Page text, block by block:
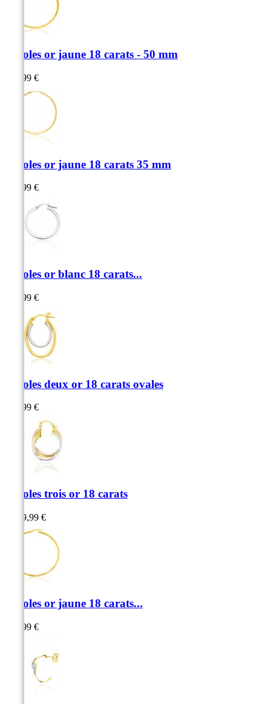
Créoles or jaune 18 carats - 50 mm
899,99 €
Créoles or jaune 18 carats 35 mm
399,99 €
Créoles or blanc 18 carats...
469,99 €
Créoles deux or 18 carats ovales
379,99 €
Créoles trois or 18 carats
1 099,99 €
Créoles or jaune 18 carats...
699,99 €